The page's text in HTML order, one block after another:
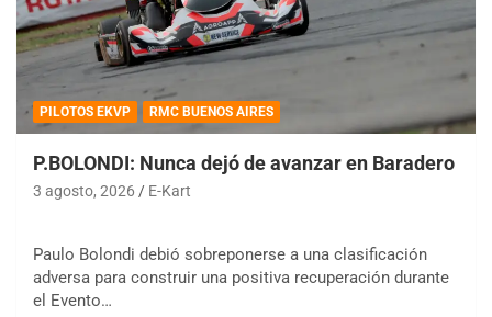
PILOTOS EKVP RMC BUENOS AIRES
P.BOLONDI: Nunca dejó de avanzar en Baradero
3 agosto, 2026 E-Kart
Paulo Bolondi debió sobreponerse a una clasificación
adversa para construir una positiva recuperación durante
el Evento…
COBERTURA ESPECIAL DE E-KART.COM.AR